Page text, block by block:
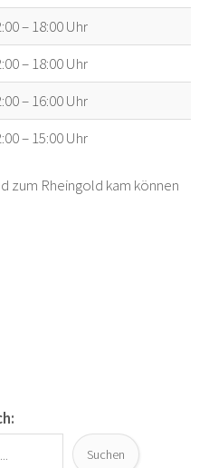
– 18:00 Uhr
– 18:00 Uhr
– 16:00 Uhr
– 15:00 Uhr
zum Rheingold kam können
Suchen